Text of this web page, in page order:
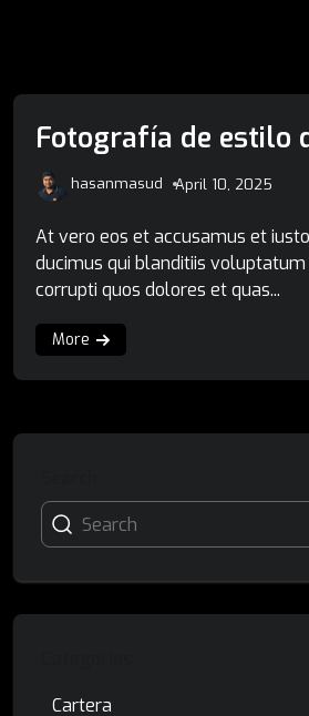
Fotografía de estilo
hasanmasud April 10, 2025
At vero eos et accusamus et
ducimus qui blanditiis
corrupti quos dolores et quas...
More
Cartera